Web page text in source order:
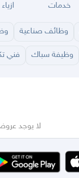
خدمات ازياء
وظائف صناعية
وظيفة سباك فني
لا يوجد